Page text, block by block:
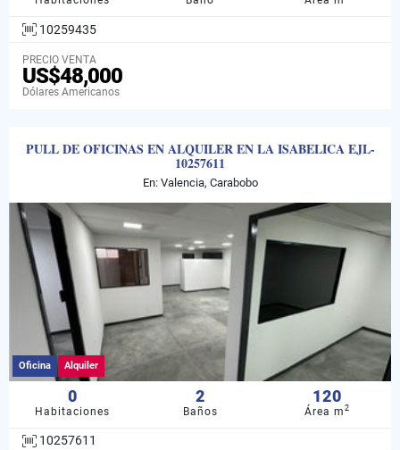
10259435
PRECIO VENTA
US$48,000
Dólares Americanos
PULL DE OFICINAS EN ALQUILER EN LA ISABELICA EJL-
10257611
En: Valencia, Carabobo
Oficina Alquiler
0
Habitaciones
2
Baños
120
Área m2
10257611